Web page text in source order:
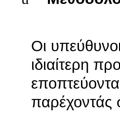
Οι
ιδιαίτερη
παρέχοντάς